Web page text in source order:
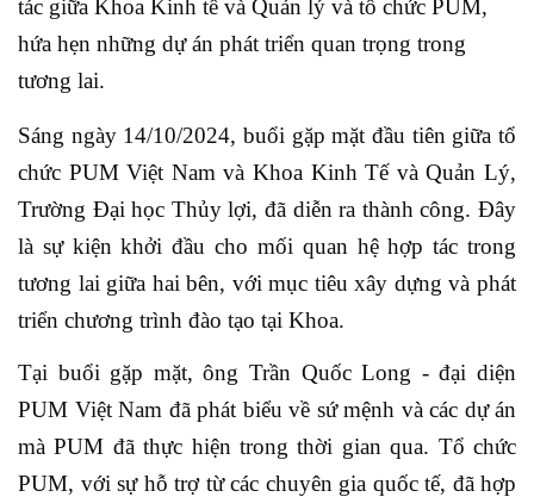
tác giữa Khoa Kinh tế và Quản lý và tổ chức PUM,
hứa hẹn những dự án phát triển quan trọng trong
tương lai.
Sáng ngày 14/10/2024, buổi gặp mặt đầu tiên giữa tổ
chức PUM Việt Nam và Khoa Kinh Tế và Quản Lý,
Trường Đại học Thủy lợi, đã diễn ra thành công. Đây
là sự kiện khởi đầu cho mối quan hệ hợp tác trong
tương lai giữa hai bên, với mục tiêu xây dựng và phát
triển chương trình đào tạo tại Khoa.
Tại buổi gặp mặt, ông Trần Quốc Long - đại diện
PUM Việt Nam đã phát biểu về sứ mệnh và các dự án
mà PUM đã thực hiện trong thời gian qua. Tổ chức
PUM, với sự hỗ trợ từ các chuyên gia quốc tế, đã hợp